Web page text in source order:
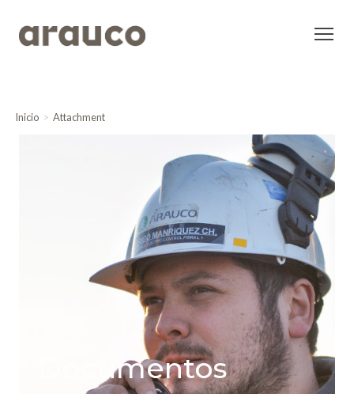
Inicio Attachment
Documentos